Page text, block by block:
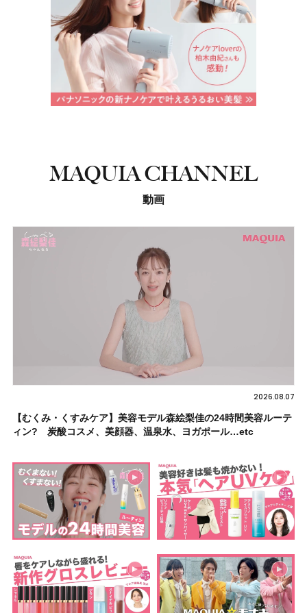
MAQUIA CHANNEL
動画
2026.08.07
【むくみ・くすみケア】美容モデル森絵梨佳の24時間美容ルーテ
ィン? 炭酸コスメ、美顔器、温泉水、ヨガポール…etc